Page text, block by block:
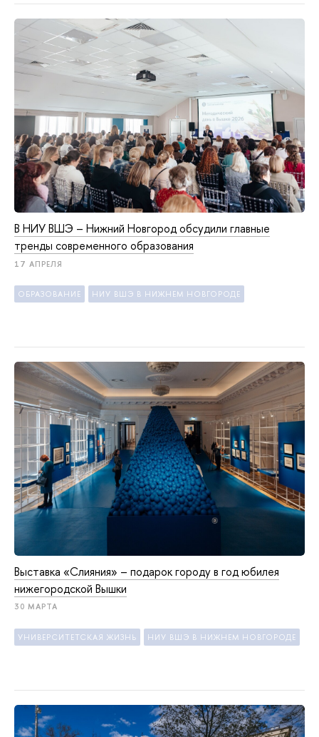
В НИУ ВШЭ – Нижний Новгород обсудили главные
тренды современного образования
17 АПРЕЛЯ
ОБРАЗОВАНИЕ НИУ ВШЭ В НИЖНЕМ НОВГОРОДЕ
Выставка «Слияния» – подарок городу в год юбилея
нижегородской Вышки
30 МАРТА
УНИВЕРСИТЕТСКАЯ ЖИЗНЬ НИУ ВШЭ В НИЖНЕМ НОВГОРОДЕ